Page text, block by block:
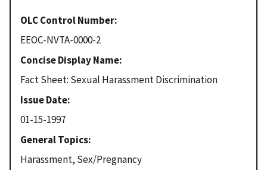
OLC Control Number
EEOC-NVTA-0000-2
Concise Display Name
Fact Sheet: Sexual Harassment Discrimination
Issue Date
01-15-1997
General Topics
Harassment, Sex/Pregnancy